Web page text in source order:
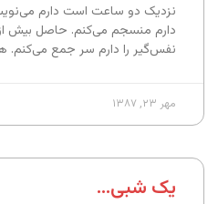
نزدیک دو ساعت است دارم
نفس‌گیر را دارم سر جمع می‌کنم.
مهر ۲۳, ۱۳۸۷
یک شبی…